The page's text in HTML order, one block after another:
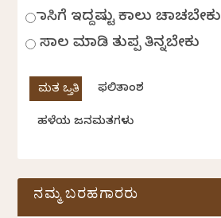
ಹಾಸಿಗೆ ಇದ್ದಷ್ಟು ಕಾಲು ಚಾಚಬೇಕು
ಸಾಲ ಮಾಡಿ ತುಪ್ಪ ತಿನ್ನಬೇಕು
ಫಲಿತಾಂಶ
ಹಳೆಯ ಜನಮತಗಳು
ನಮ್ಮ ಬರಹಗಾರರು